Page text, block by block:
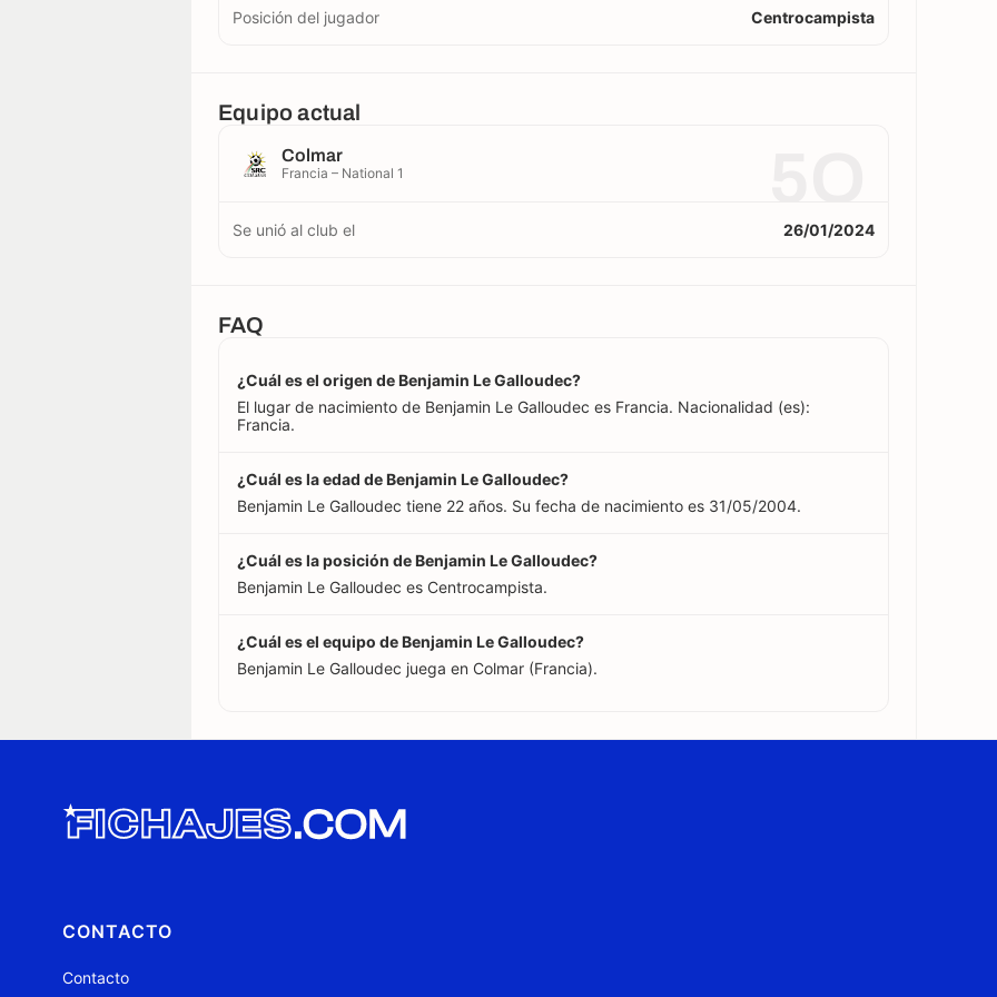
Posición del jugador Centrocampista
Equipo actual
Colmar
Francia – National 1
Se unió al club el 26/01/2024
FAQ
¿Cuál es el origen de Benjamin Le Galloudec?
El lugar de nacimiento de Benjamin Le Galloudec es Francia. Nacionalidad (es):
Francia.
¿Cuál es la edad de Benjamin Le Galloudec?
Benjamin Le Galloudec tiene 22 años. Su fecha de nacimiento es 31/05/2004.
¿Cuál es la posición de Benjamin Le Galloudec?
Benjamin Le Galloudec es Centrocampista.
¿Cuál es el equipo de Benjamin Le Galloudec?
Benjamin Le Galloudec juega en Colmar (Francia).
CONTACTO
Contacto